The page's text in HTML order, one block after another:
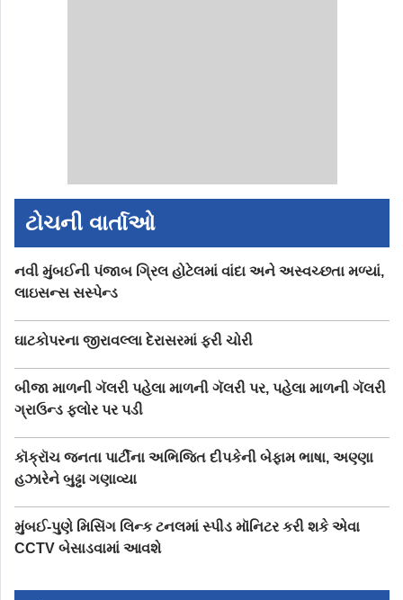
ટોચની વાર્તાઓ
નવી મુંબઈની પંજાબ ગ્રિલ હોટેલમાં વાંદા અને અસ્વચ્છતા મળ્યાં,
લાઇસન્સ સસ્પેન્ડ
ઘાટકોપરના જીરાવલ્લા દેરાસરમાં ફરી ચોરી
બીજા માળની ગૅલરી પહેલા માળની ગૅલરી પર, પહેલા માળની ગૅલરી
ગ્રાઉન્ડ ફ્લોર પર પડી
કૉક્રૉચ જનતા પાર્ટીના અભિજિત દીપકેની બેફામ ભાષા, અણ્ણા
હઝારેને બુઢ્ઢા ગણાવ્યા
મુંબઈ-પુણે મિસિંગ લિન્ક ટનલમાં સ્પીડ મૉનિટર કરી શકે એવા
CCTV બેસાડવામાં આવશે